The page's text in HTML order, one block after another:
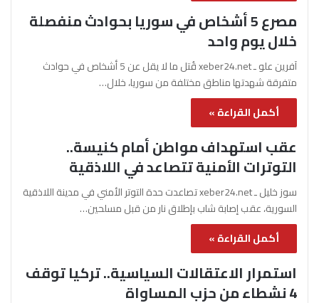
مصرع 5 أشخاص في سوريا بحوادث منفصلة
خلال يوم واحد
آفرين علو ـ xeber24.net قُتل ما لا يقل عن 5 أشخاص في حوادث
متفرقة شهدتها مناطق مختلفة من سوريا، خلال…
أكمل القراءة »
عقب استهداف مواطن أمام كنيسة..
التوترات الأمنية تتصاعد في اللاذقية
سوز خليل ـ xeber24.net تصاعدت حدة التوتر الأمني في مدينة اللاذقية
السورية، عقب إصابة شاب بإطلاق نار من قبل مسلحين…
أكمل القراءة »
استمرار الاعتقالات السياسية.. تركيا توقف
4 نشطاء من حزب المساواة